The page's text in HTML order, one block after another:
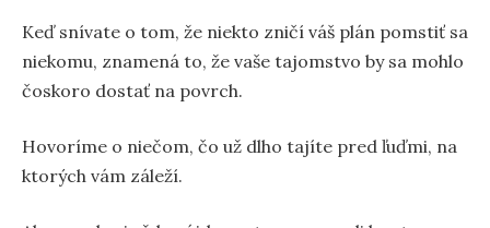
Keď snívate o tom, že niekto zničí váš plán pomstiť sa
niekomu, znamená to, že vaše tajomstvo by sa mohlo
čoskoro dostať na povrch.
Hovoríme o niečom, čo už dlho tajíte pred ľuďmi, na
ktorých vám záleží.